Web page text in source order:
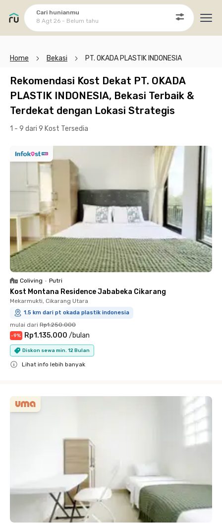
Cari hunianmu
8 Agt 26 - Belum tahu
Home Bekasi PT. OKADA PLASTIK INDONESIA
Rekomendasi Kost Dekat PT. OKADA
PLASTIK INDONESIA, Bekasi Terbaik &
Terdekat dengan Lokasi Strategis
1 - 9 dari 9 Kost Tersedia
Coliving • Putri
Kost Montana Residence Jababeka Cikarang
Mekarmukti, Cikarang Utara
1.5 km dari pt okada plastik indonesia
mulai dari Rp1.250.000
-9% Rp1.135.000 /bulan
Diskon sewa min. 12 Bulan
Lihat info lebih banyak